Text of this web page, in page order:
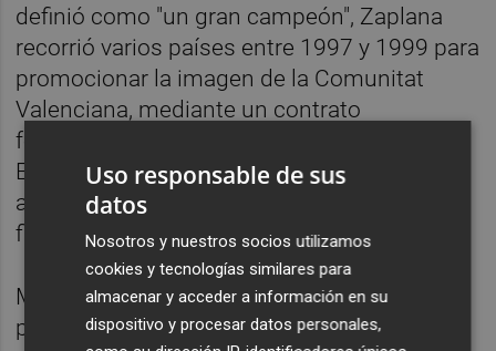
definió como "un gran campeón", Zaplana
recorrió varios países entre 1997 y 1999 para
promocionar la imagen de la Comunitat
Valenciana, mediante un contrato
formalizado por el Instituto Valenciano de la
Exportación (IVEX) y otro contrato en B que
acabó en los tribunales y cuya ilegalidad
finalmente prescribió.
Mientras tanto, se dedicó a pulir su imagen
personal con la ayuda de un asesor de
Uso responsable de sus
datos
Nosotros y nuestros socios utilizamos
cookies y tecnologías similares para
almacenar y acceder a información en su
dispositivo y procesar datos personales,